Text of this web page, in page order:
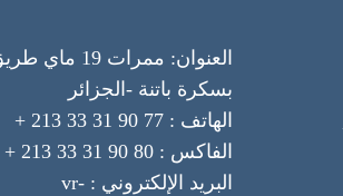
العنوان: ممرات 19 ماي
بسكرة باتنة -الجزائر
الهاتف : 77 90 31 33 213 +
الفاكس : 80 90 31 33 213 +
البريد الإلكتروني : vr-